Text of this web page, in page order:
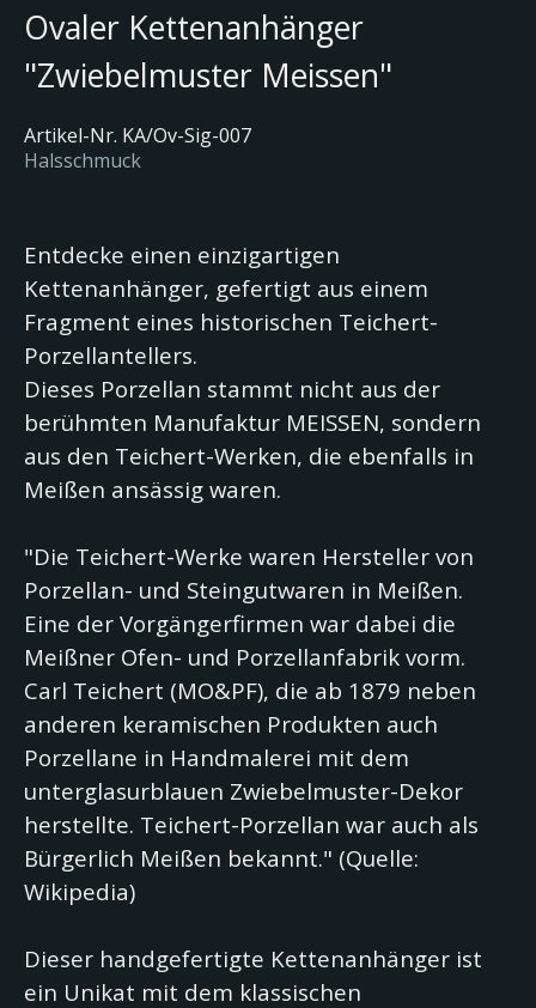
Ovaler Kettenanhänger
"Zwiebelmuster Meissen"
Artikel-Nr. KA/Ov-Sig-007
Halsschmuck
Entdecke einen einzigartigen
Kettenanhänger, gefertigt aus einem
Fragment eines historischen Teichert-
Porzellantellers.
Dieses Porzellan stammt nicht aus der
berühmten Manufaktur MEISSEN, sondern
aus den Teichert-Werken, die ebenfalls in
Meißen ansässig waren.
"Die Teichert-Werke waren Hersteller von
Porzellan- und Steingutwaren in Meißen.
Eine der Vorgängerfirmen war dabei die
Meißner Ofen- und Porzellanfabrik vorm.
Carl Teichert (MO&PF), die ab 1879 neben
anderen keramischen Produkten auch
Porzellane in Handmalerei mit dem
unterglasurblauen Zwiebelmuster-Dekor
herstellte. Teichert-Porzellan war auch als
Bürgerlich Meißen bekannt." (Quelle:
Wikipedia)
Dieser handgefertigte Kettenanhänger ist
ein Unikat mit dem klassischen